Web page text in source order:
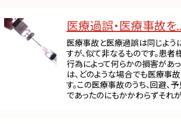
医療過誤・医療事故を
医療事故と医療過誤は同じよう
すが、似て非なるものです。患者
行為によって何らかの損害があ
は、どのような場合でも医療事
す。この医療事故のうち、回避、
であったのにもかかわらずそれ